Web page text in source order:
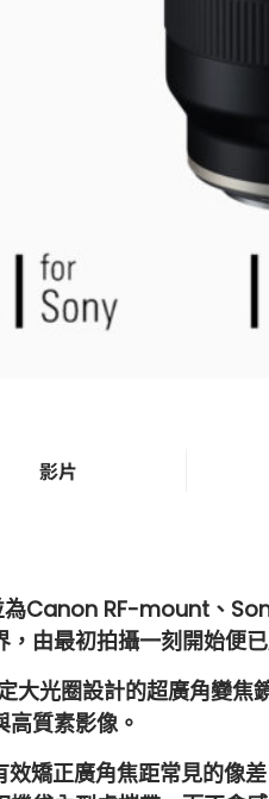
影片
Canon RF-mount、
由最初拍攝一刻開始便
光圈設計的超廣角變焦
質素影像。
正廣角焦距常見的像